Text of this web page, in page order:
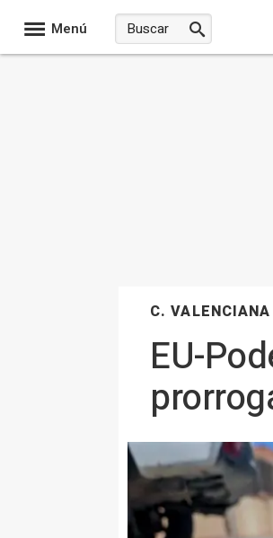
Menú
C. VALENCIANA
EU-